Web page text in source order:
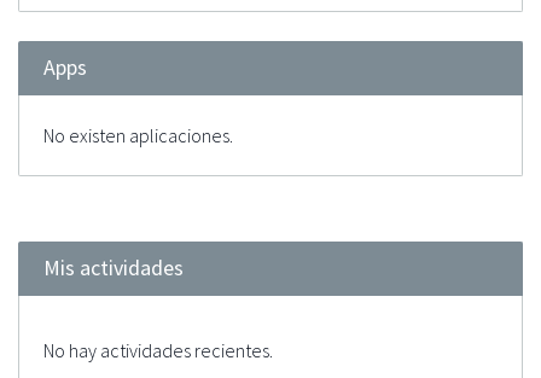
Apps
No existen aplicaciones.
Mis actividades
No hay actividades recientes.